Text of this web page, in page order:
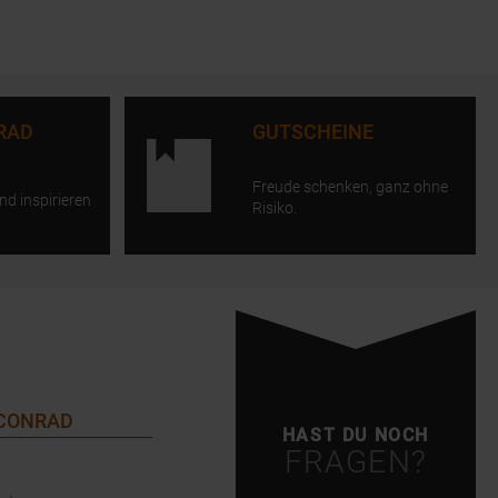
inspirieren
GUTSCHEINE
Freude schenken, ganz ohne
Risiko.
HAST DU NOCH
FRAGEN?